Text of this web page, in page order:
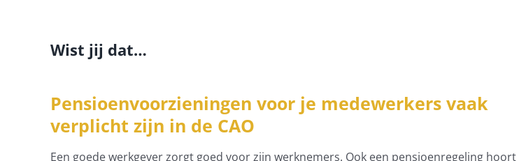
Wist jij dat…
Pensioenvoorzieningen voor je medewerkers vaak
verplicht zijn in de CAO
Een goede werkgever zorgt goed voor zijn werknemers. Ook een pensioenregeling hoort